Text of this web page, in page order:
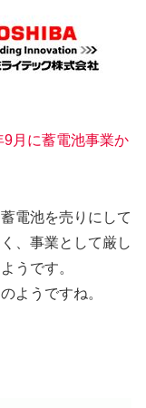
9月に蓄電池事業か
電池を売りにして
、事業として厳し
うです。
ようですね。